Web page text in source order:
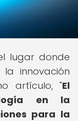
lugar donde
innovación
artículo, "El
en la
para la